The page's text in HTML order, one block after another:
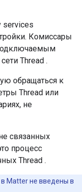
services
Комиссары
сети Thread .
обращаться к
Thread или
не
связанных
процесс
Thread .
Matterне введены в